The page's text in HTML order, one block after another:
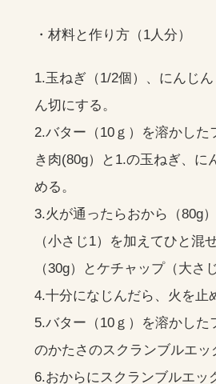
・材料と作り方（1人分）
1.玉ねぎ（1/2個）、にんじ
ん切にする。
2.バター（10ｇ）を溶かした
き肉(80g）と1.の玉ねぎ、に
める。
3.火が通ったらおから（80g
（小さじ1）を加えてひと混
（30g）とケチャップ（大さ
4.十分になじんだら、火を止
5.バター（10ｇ）を溶かした
のかたさのスクランブルエッ
6.おからにスクランブルエッ